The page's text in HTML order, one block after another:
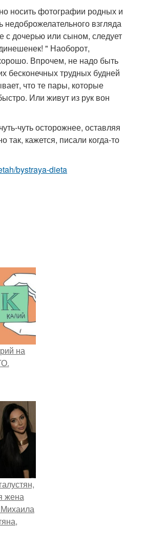
носить фотографии родных и
недоброжелательного взгляда
с дочерью или сыном, следует
" Наоборот,
Впрочем, не надо быть
бесконечных трудных будней
что те пары, которые
Или живут из рук вон
чуть осторожнее, оставляя
кажется, писали когда-то
bystraya-dieta
на
жена